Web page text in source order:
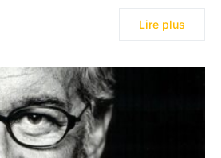
Lire plus